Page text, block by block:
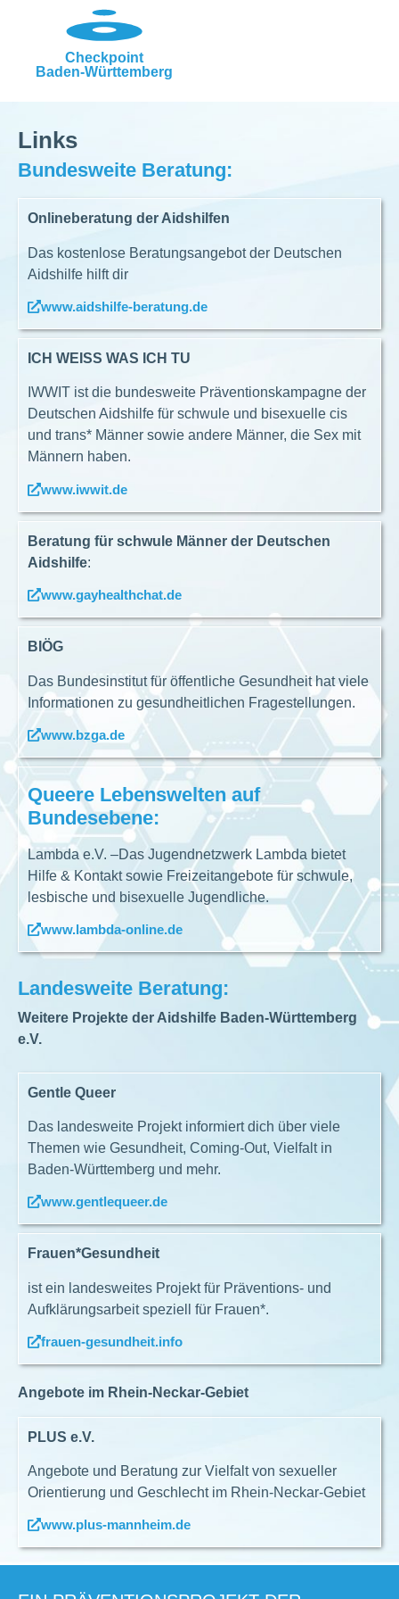
Checkpoint
Baden-Württemberg
Links
Bundesweite Beratung:
Onlineberatung der Aidshilfen
Das kostenlose Beratungsangebot der Deutschen
Aidshilfe hilft dir
www.aidshilfe-beratung.de
ICH WEISS WAS ICH TU
IWWIT ist die bundesweite Präventionskampagne der
Deutschen Aidshilfe für schwule und bisexuelle cis
und trans* Männer sowie andere Männer, die Sex mit
Männern haben.
www.iwwit.de
Beratung für schwule Männer der Deutschen
Aidshilfe:
www.gayhealthchat.de
BIÖG
Das Bundesinstitut für öffentliche Gesundheit hat viele
Informationen zu gesundheitlichen Fragestellungen.
www.bzga.de
Queere Lebenswelten auf
Bundesebene:
Lambda e.V. –Das Jugendnetzwerk Lambda bietet
Hilfe & Kontakt sowie Freizeitangebote für schwule,
lesbische und bisexuelle Jugendliche.
www.lambda-online.de
Landesweite Beratung:
Weitere Projekte der Aidshilfe Baden-Württemberg
e.V.
Gentle Queer
Das landesweite Projekt informiert dich über viele
Themen wie Gesundheit, Coming-Out, Vielfalt in
Baden-Württemberg und mehr.
www.gentlequeer.de
Frauen*Gesundheit
ist ein landesweites Projekt für Präventions- und
Aufklärungsarbeit speziell für Frauen*.
frauen-gesundheit.info
Angebote im Rhein-Neckar-Gebiet
PLUS e.V.
Angebote und Beratung zur Vielfalt von sexueller
Orientierung und Geschlecht im Rhein-Neckar-Gebiet
www.plus-mannheim.de